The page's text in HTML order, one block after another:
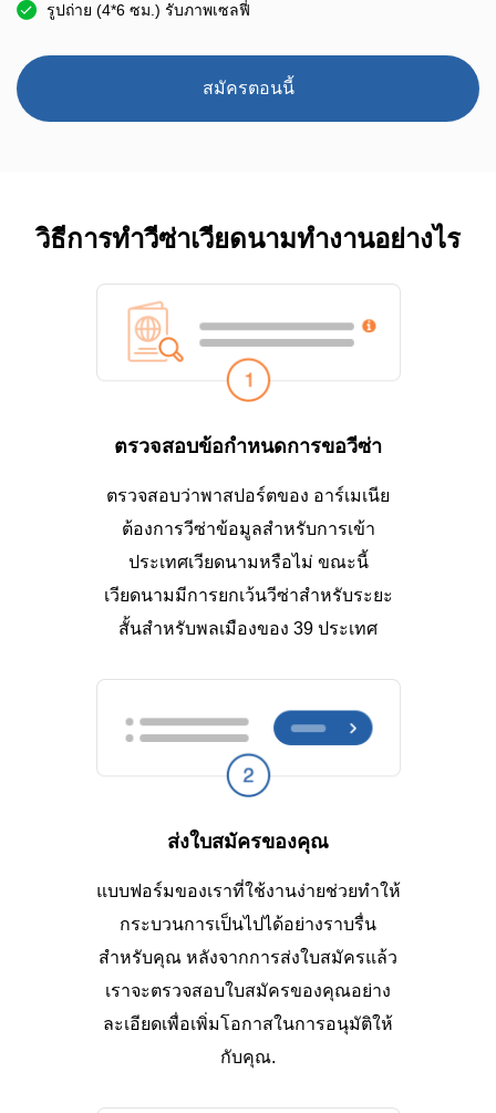
รูปถ่าย (4*6 ซม.) รับภาพเซลฟี่
สมัครตอนนี้
วิธีการทำวีซ่าเวียดนามทำงานอย่างไร
ตรวจสอบข้อกำหนดการขอวีซ่า
ตรวจสอบว่าพาสปอร์ตของ อาร์เมเนีย
ต้องการวีซ่าข้อมูลสำหรับการเข้า
ประเทศเวียดนามหรือไม่ ขณะนี้
เวียดนามมีการยกเว้นวีซ่าสำหรับระยะ
สั้นสำหรับพลเมืองของ 39 ประเทศ
ส่งใบสมัครของคุณ
แบบฟอร์มของเราที่ใช้งานง่ายช่วยทำให้
กระบวนการเป็นไปได้อย่างราบรื่น
สำหรับคุณ หลังจากการส่งใบสมัครแล้ว
เราจะตรวจสอบใบสมัครของคุณอย่าง
ละเอียดเพื่อเพิ่มโอกาสในการอนุมัติให้
กับคุณ.